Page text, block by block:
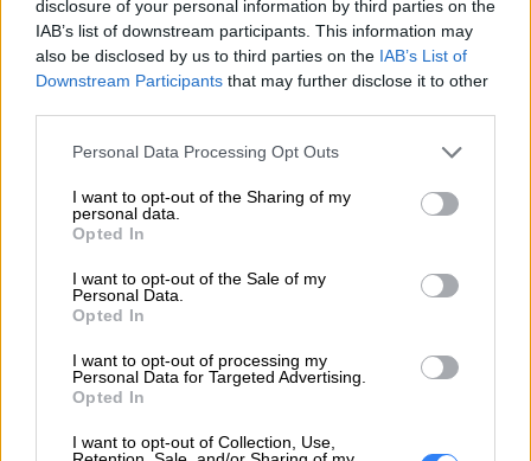
disclosure of your personal information by third parties on the
IAB’s list of downstream participants. This information may
also be disclosed by us to third parties on the IAB’s List of
Downstream Participants that may further disclose it to other
Personal Data Processing Opt Outs
I want to opt-out of the Sharing of my
personal data.
Opted In
I want to opt-out of the Sale of my
Personal Data.
Opted In
I want to opt-out of processing my
Personal Data for Targeted Advertising.
Opted In
I want to opt-out of Collection, Use,
ZAPYTAJ O PRODUKT
Zapytanie o "Bateria Lenovo 4-cell 32Wh
EMAIL
WIADOMOŚĆ